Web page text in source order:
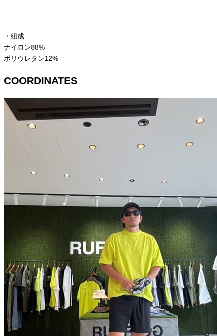
・組成
ナイロン88%
ポリウレタン12%
COORDINATES